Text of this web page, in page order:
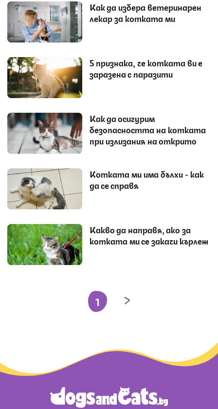
Как да избера ветеринарен
лекар за котката ми
5 признака, че котката ви е
заразена с паразити
Как да осигурим
безопасността на котката
при излизания на открито
Котката ми има бълхи - как
да се справя
Какво да направя, ако за
котката ми се закачи кърлеж
1